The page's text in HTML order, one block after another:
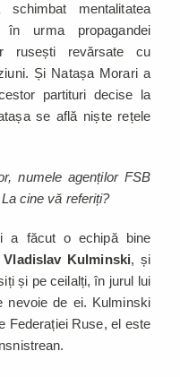
mentalitatea
urma propagandei
rusești revărsate cu
Și Natașa Morari a
partituri decise la
se află niște rețele
numele agenților FSB
cine vă referiți?
a făcut o echipă bine
Vladislav Kulminski, și
și pe ceilalți, în jurul lui
nevoie de ei. Kulminski
Federației Ruse, el este